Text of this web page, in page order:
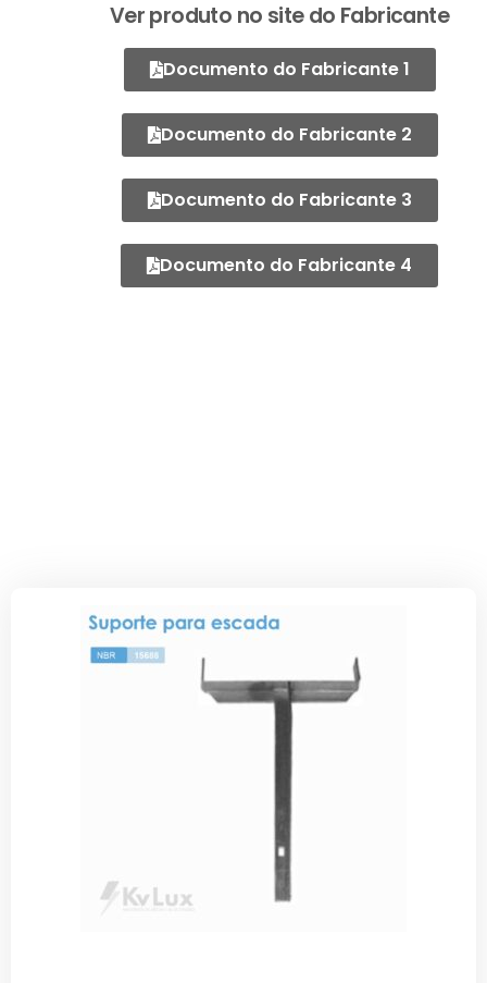
Ver produto no site do Fabricante
Documento do Fabricante 1
Documento do Fabricante 2
Documento do Fabricante 3
Documento do Fabricante 4